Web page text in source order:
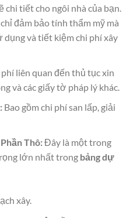
tiết cho ngôi nhà của bạn.
đảm bảo tính thẩm mỹ mà
dụng và tiết kiệm chi phí xây
liên quan đến thủ tục xin
và các giấy tờ pháp lý khác.
Bao gồm chi phí san lấp, giải
Thô:Đây là một trong
lớn nhất trong bảng dự
xây.